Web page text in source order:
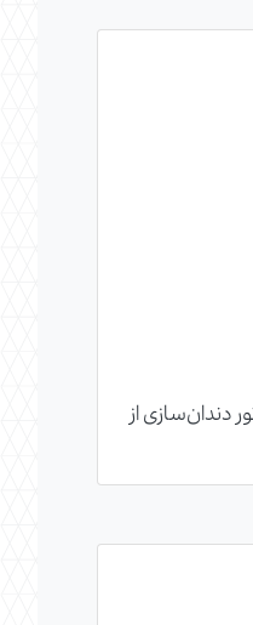
دندان‌سازی از